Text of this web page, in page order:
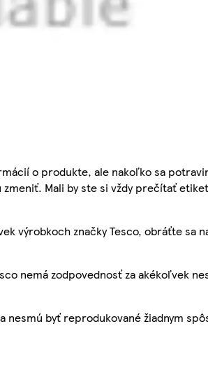
o produkte, ale nakoľko sa
Mali by ste si vždy prečítať
výrobkoch značky Tesco, obráťte sa
nemá zodpovednosť za akékoľvek
byť reprodukované žiadnym